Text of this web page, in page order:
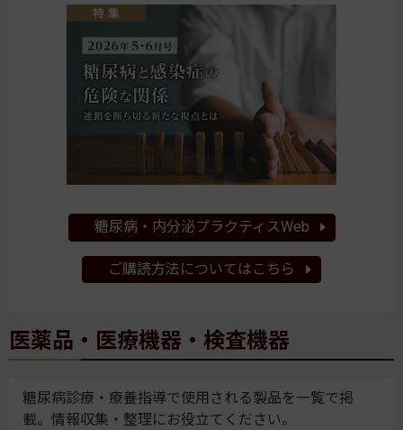
糖尿病・内分泌プラクティスWeb
ご購読方法についてはこちら
医薬品・医療機器・検査機器
糖尿病診療・療養指導で使用される製品を一覧で掲
載。情報収集・整理にお役立てください。